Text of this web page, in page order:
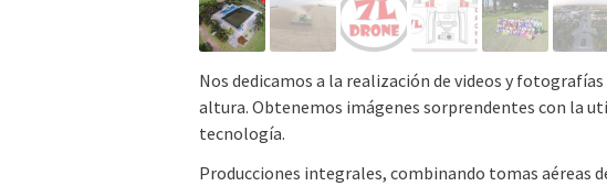
Nos dedicamos a la realización de videos y
altura. Obtenemos imágenes sorprendentes con la
tecnología.
Producciones integrales, combinando tomas aéreas